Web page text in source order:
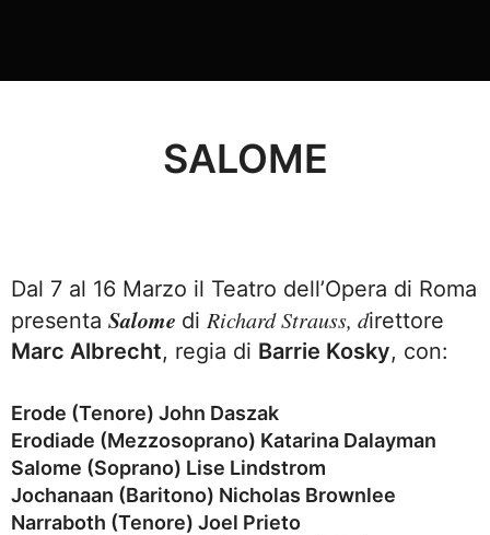
SALOME
Dal 7 al 16 Marzo il Teatro dell’Opera di Roma
presenta Salome di Richard Strauss, direttore
Marc Albrecht, regia di Barrie Kosky, con:
Erode (Tenore) John Daszak
Erodiade (Mezzosoprano) Katarina Dalayman
Salome (Soprano) Lise Lindstrom
Jochanaan (Baritono) Nicholas Brownlee
Narraboth (Tenore) Joel Prieto